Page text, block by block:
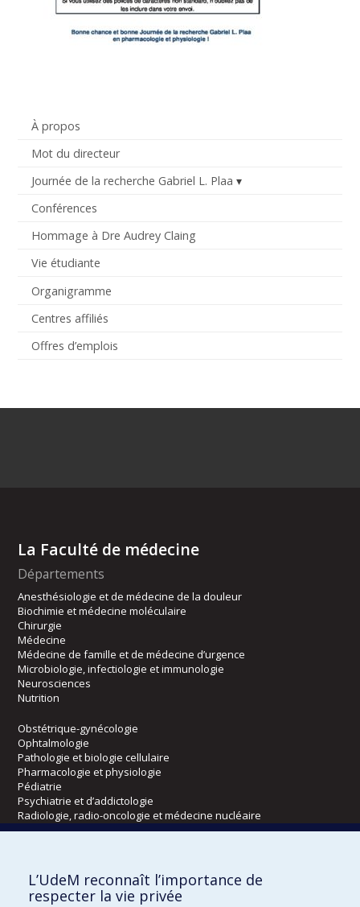
À propos
Mot du directeur
Journée de la recherche Gabriel L. Plaa
Conférences
Hommage à Dre Audrey Claing
Vie étudiante
Organigramme
Centres affiliés
Offres d’emplois
La Faculté de médecine
Départements
Anesthésiologie et de médecine de la douleur
Biochimie et médecine moléculaire
Chirurgie
Médecine
Médecine de famille et de médecine d’urgence
Microbiologie, infectiologie et immunologie
Neurosciences
Nutrition
Obstétrique-gynécologie
Ophtalmologie
Pathologie et biologie cellulaire
Pharmacologie et physiologie
Pédiatrie
Psychiatrie et d’addictologie
Radiologie, radio-oncologie et médecine nucléaire
Kinésiologie et des sciences de l’activité physique
L’UdeM reconnaît l’importance de
respecter la vie privée